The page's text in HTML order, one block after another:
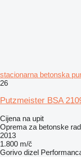
stacionarna betonska
26
Putzmeister BSA
Cijena na upit
Oprema za betonske
2013
1.800 m/č
Gorivo dizel